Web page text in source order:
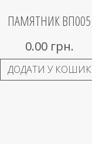
ПАМЯТНИК ВП005
0.00 грн.
ДОДАТИ У КОШИК